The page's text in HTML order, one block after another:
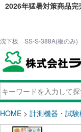
2026年猛暑対策商品完
沈下板 SS-S-388A(板のみ)
HOME > 計測機器・試